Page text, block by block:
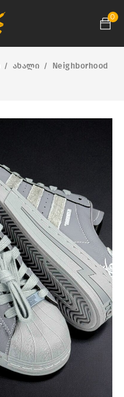
0
/ ახალი /
Neighborhood